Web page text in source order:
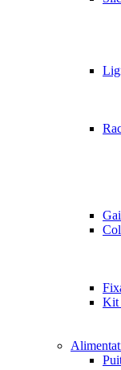
Kit